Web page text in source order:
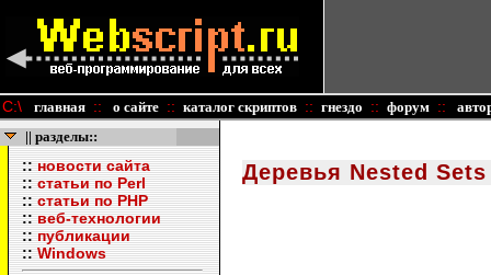
C:\ главная :: о сайте :: каталог скриптов :: гнездо :: форум ::
|| разделы::
::новости сайта
::статьи по Perl
::статьи по PHP
::веб-технологии
::публикации
::Windows
Деревья Nested Sets